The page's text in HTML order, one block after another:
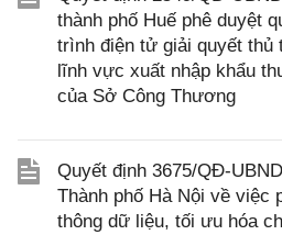
thành phố Huế phê duyệt
trình điện tử giải quyết thủ
lĩnh vực xuất nhập khẩu
của Sở Công Thương
Quyết định 3675/QĐ-
Thành phố Hà Nội về việc
thông dữ liệu, tối ưu hóa